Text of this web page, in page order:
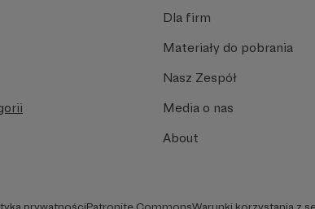
Dla firm
Materiały do pobrania
Nasz Zespół
Media o nas
About
prywatnościPatronite CommonsWarunki korzystania z